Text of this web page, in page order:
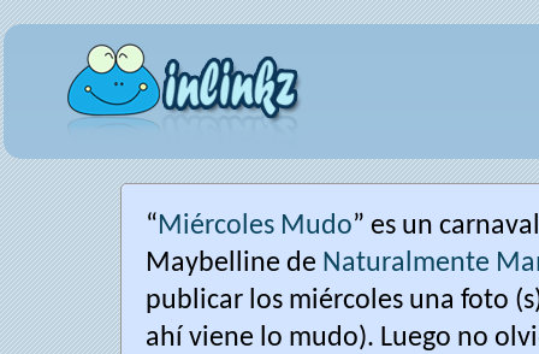
“Miércoles Mudo” es un
Maybelline de Naturalmente
publicar los miércoles una foto
ahí viene lo mudo). Luego no